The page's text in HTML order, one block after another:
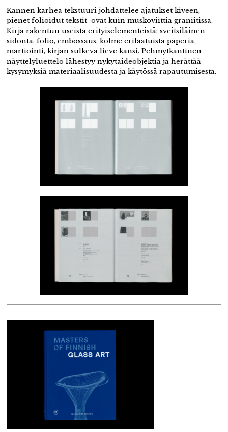
Kannen karhea tekstuuri johdattelee ajatukset kiveen,
pienet folioidut tekstit ovat kuin muskoviittia graniitissa.
Kirja rakentuu useista erityiselementeistä: sveitsiläinen
sidonta, folio, embossaus, kolme erilaatuista paperia,
martiointi, kirjan sulkeva lieve kansi. Pehmytkantinen
näyttelyluettelo lähestyy nykytaideobjektia ja herättää
kysymyksiä materiaalisuudesta ja käytössä rapautumisesta.